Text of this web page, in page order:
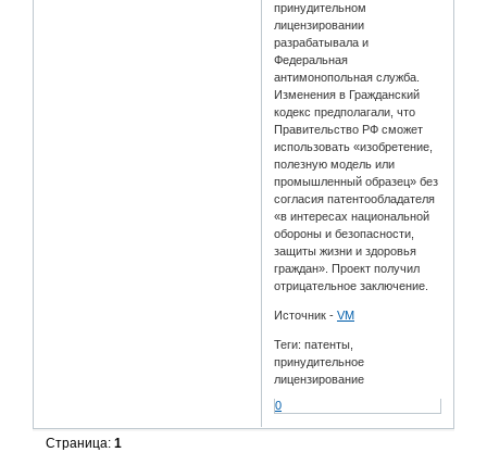
принудительном
лицензировании
разрабатывала и
Федеральная
антимонопольная служба.
Изменения в Гражданский
кодекс предполагали, что
Правительство РФ сможет
использовать «изобретение,
полезную модель или
промышленный образец» без
согласия патентообладателя
«в интересах национальной
обороны и безопасности,
защиты жизни и здоровья
граждан». Проект получил
отрицательное заключение.
Источник -VM
Теги: патенты,
принудительное
лицензирование
0
Страница:1